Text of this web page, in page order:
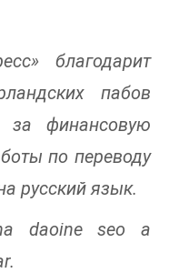
благодарит
пабов
за финансовую
по переводу
русский язык.
daoine seo a